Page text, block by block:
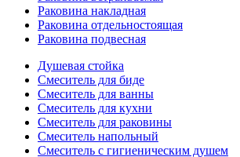
Раковина накладная
Раковина отдельностоящая
Раковина подвесная
Душевая стойка
Смеситель для биде
Смеситель для ванны
Смеситель для кухни
Смеситель для раковины
Смеситель напольный
Смеситель с гигиеническим душем